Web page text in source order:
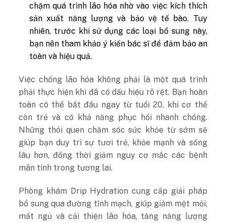
chậm quá trình lão hóa nhờ vào việc kích thích
sản xuất năng lượng và bảo vệ tế bào. Tuy
nhiên, trước khi sử dụng các loại bổ sung này,
bạn nên tham khảo ý kiến bác sĩ để đảm bảo an
toàn và hiệu quả.
Việc chống lão hóa không phải là một quá trình
phải thực hiện khi đã có dấu hiệu rõ rệt. Bạn hoàn
toàn có thể bắt đầu ngay từ tuổi 20, khi cơ thể
còn trẻ và có khả năng phục hồi nhanh chóng.
Những thói quen chăm sóc sức khỏe từ sớm sẽ
giúp bạn duy trì sự tươi trẻ, khỏe mạnh và sống
lâu hơn, đồng thời giảm nguy cơ mắc các bệnh
mãn tính trong tương lai.
Phòng khám Drip Hydration cung cấp giải pháp
bổ sung qua đường tĩnh mạch, giúp giảm mệt mỏi,
mất ngủ và cải thiện lão hóa, tăng năng lượng